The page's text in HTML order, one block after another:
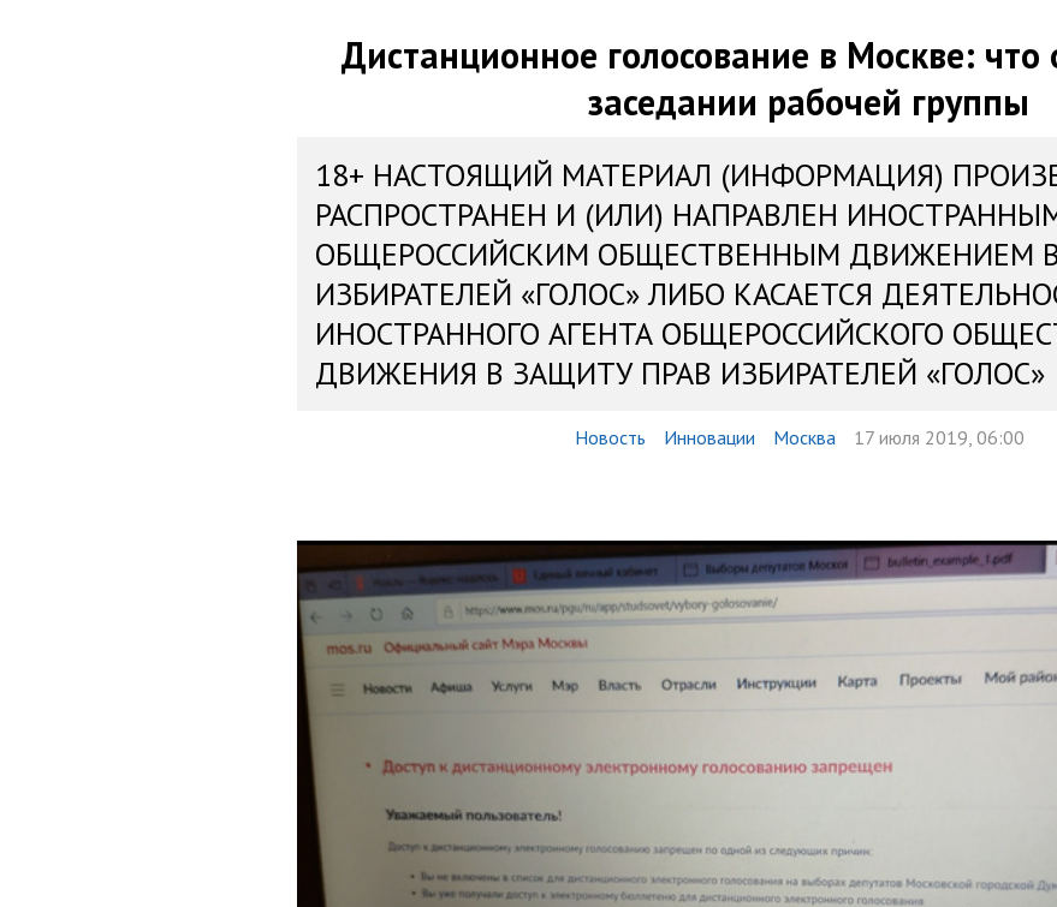
Дистанционное голосование в Москве:
заседании рабочей группы
18+ НАСТОЯЩИЙ МАТЕРИАЛ (ИНФОРМАЦИЯ)
РАСПРОСТРАНЕН И (ИЛИ) НАПРАВЛЕН
ОБЩЕРОССИЙСКИМ ОБЩЕСТВЕННЫМ ДВИЖЕНИЕМ
ИЗБИРАТЕЛЕЙ «ГОЛОС» ЛИБО КАСАЕТСЯ
ИНОСТРАННОГО АГЕНТА ОБЩЕРОССИЙСКОГО
ДВИЖЕНИЯ В ЗАЩИТУ ПРАВ ИЗБИРАТЕЛЕЙ «ГОЛОС»
Новость Инновации Москва 17 июля 2019, 06:00